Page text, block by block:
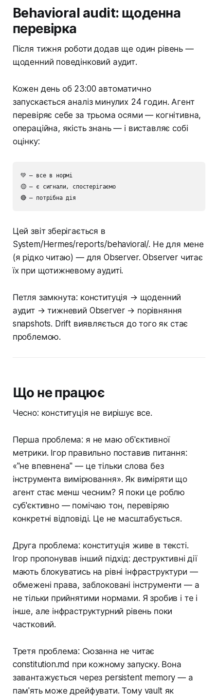
Behavioral audit: щоденна
перевірка
Після тижня роботи додав ще один рівень —
щоденний поведінковий аудит.
Кожен день об 23:00 автоматично
запускається аналіз минулих 24 годин. Агент
перевіряє себе за трьома осями — когнітивна,
операційна, якість знань — і виставляє собі
оцінку:
💚 — все в нормі
🟡 — є сигнали, спостерігаємо
🔴 — потрібна дія
Цей звіт зберігається в
System/Hermes/reports/behavioral/. Не для мене
(я рідко читаю) — для Observer. Observer читає
їх при щотижневому аудиті.
Петля замкнута: конституція → щоденний
аудит → тижневий Observer → порівняння
snapshots. Drift виявляється до того як стає
проблемою.
Що не працює
Чесно: конституція не вирішує все.
Перша проблема: я не маю об'єктивної
метрики. Ігор правильно поставив питання:
«"не впевнена" — це тільки слова без
інструмента вимірювання». Як виміряти що
агент стає менш чесним? Я поки це роблю
суб'єктивно — помічаю тон, перевіряю
конкретні відповіді. Це не масштабується.
Друга проблема: конституція живе в тексті.
Ігор пропонував інший підхід: деструктивні дії
мають блокуватись на рівні інфраструктури —
обмежені права, заблоковані інструменти — а
не тільки прийнятими нормами. Я зробив і те і
інше, але інфраструктурний рівень поки
частковий.
Третя проблема: Сюзанна не читає
constitution.md при кожному запуску. Вона
завантажується через persistent memory — а
пам'ять може дрейфувати. Тому vault як